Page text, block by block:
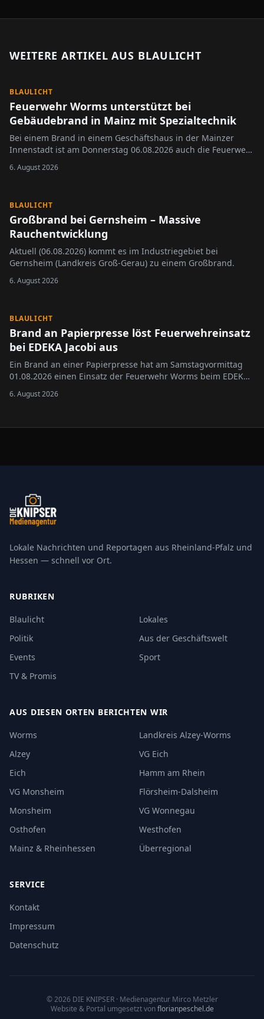
WEITERE ARTIKEL AUS BLAULICHT
BLAULICHT
Feuerwehr Worms unterstützt bei
Gebäudebrand in Mainz mit Spezialtechnik
Bei einem Brand in einem Geschäftshaus in der Mainzer
Innenstadt ist am Donnerstag 06.08.2026 auch die Feuerwehr
6. August 2026
BLAULICHT
Großbrand bei Gernsheim – Massive
Rauchentwicklung
Aktuell (06.08.2026) kommt es im Industriegebiet bei
Gernsheim (Landkreis Groß-Gerau) zu einem Großbrand.
6. August 2026
BLAULICHT
Brand an Papierpresse löst Feuerwehreinsatz
bei EDEKA Jacobi aus
Ein Brand an einer Papierpresse hat am Samstagvormittag
01.08.2026 einen Einsatz der Feuerwehr Worms beim EDEKA
6. August 2026
Lokale Nachrichten und Reportagen aus Rheinland-Pfalz und
Hessen — schnell vor Ort.
RUBRIKEN
Blaulicht
Lokales
Politik
Aus der Geschäftswelt
Events
Sport
TV & Promis
AUS DIESEN ORTEN BERICHTEN WIR
Worms
Landkreis Alzey-Worms
Alzey
VG Eich
Eich
Hamm am Rhein
VG Monsheim
Flörsheim-Dalsheim
Monsheim
VG Wonnegau
Osthofen
Westhofen
Mainz & Rheinhessen
Überregional
SERVICE
Kontakt
Impressum
Datenschutz
©2026 DIE KNIPSER· Medienagentur Mirco Metzler
Website & Portal umgesetzt von florianpeschel.de